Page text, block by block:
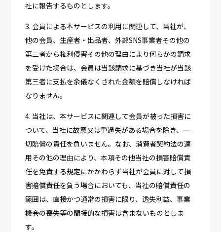
社に報告するものとします。
3. 会員による本サービスの利用に関連して、当社が、
他の会員、生産者・出品者、外部SNS事業者その他の
第三者から権利侵害その他の理由により何らかの請求
を受けた場合は、会員は当該請求に基づき当社が当該
第三者に支払を余儀なくされた金額を賠償しなければ
なりません。
4. 当社は、本サービスに関連して会員が被った損害に
ついて、当社に故意又は重過失がある場合を除き、一
切賠償の責任を負いません。なお、消費者契約法の適
用その他の理由により、本項その他当社の損害賠償責
任を免責する規定にかかわらず当社が会員に対して損
害賠償責任を負う場合においても、当社の賠償責任の
範囲は、直接かつ通常の損害に限り、逸失利益、事業
機会の喪失等の間接的な損害は含まないものとしま
す。